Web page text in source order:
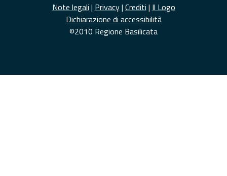
Note legali | Privacy| Crediti | Il Logo
Dichiarazione di accessibilità
©2010 Regione Basilicata